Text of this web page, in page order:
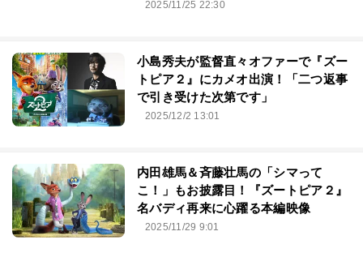
2025/11/25 22:30
小島秀夫が監督直々オファーで『ズー
トピア２』にカメオ出演！「二つ返事
で引き受けた次第です」
2025/12/2 13:01
内田雄馬＆斉藤壮馬の「シマって
こ！」もお披露目！『ズートピア２』
名バディ再来に心躍る本編映像
2025/11/29 9:01